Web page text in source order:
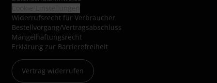
Widerrufsrecht für Verbraucher
Bestellvorgang/Vertragsabschluss
Mängelhaftungsrecht
Erklärung zur Barrierefreiheit
Vertrag widerrufen